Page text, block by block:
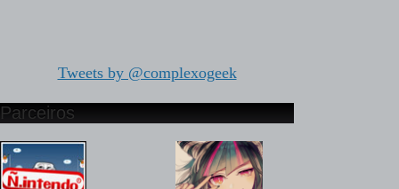
Tweets by @complexogeek
Parceiros